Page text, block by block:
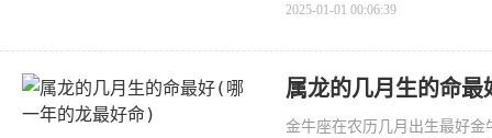
2025-01-01 00:06:39
属龙的几月生的命
金牛座在农历几月出生最好